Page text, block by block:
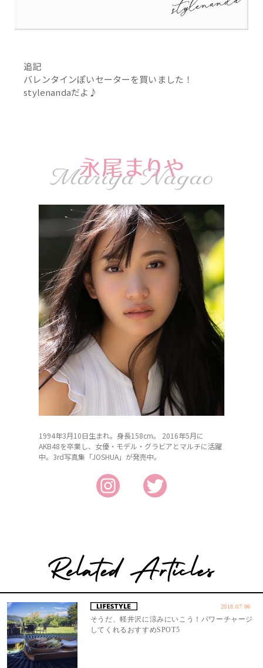
追記
バレンタインぽいセーターを買いました！
stylenandaだよ♪
1994年3月10日生まれ。身長158cm。 2016年5月に
AKB48を卒業し、女優・モデル・グラビアとマルチに活躍
中。3rd写真集「JOSHUA」が発売中。
2018.07.06
そうだ、軽井沢に涼みにいこう！パワーチャージ
してくれるおすすめSPOT5